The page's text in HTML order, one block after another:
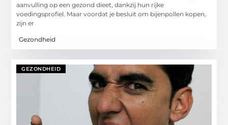
aanvulling op een gezond dieet, dankzij hun rijke
voedingsprofiel. Maar voordat je besluit om bijenpollen kopen,
zijn er
Gezondheid
GEZONDHEID